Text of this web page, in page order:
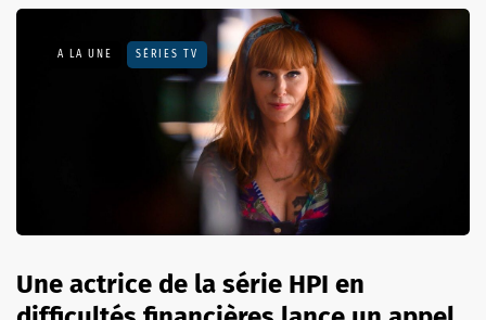
A LA UNE SÉRIES TV
Une actrice de la série HPI en